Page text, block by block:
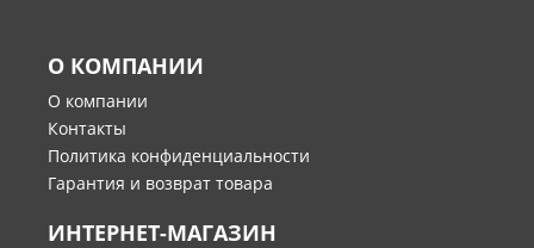
О КОМПАНИИ
О компании
Контакты
Политика конфиденциальности
Гарантия и возврат товара
ИНТЕРНЕТ-МАГАЗИН